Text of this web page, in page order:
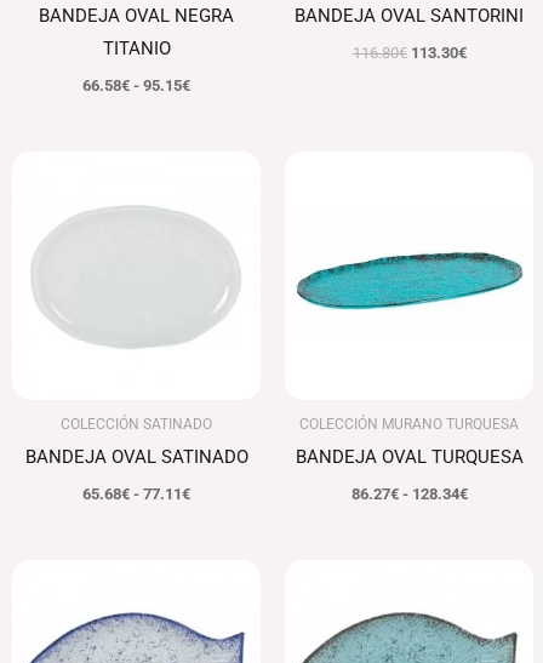
BANDEJA OVAL NEGRA
TITANIO
66.58€ - 95.15€
BANDEJA OVAL SANTORINI
116.80€ 113.30€
COLECCIÓN SATINADO
BANDEJA OVAL SATINADO
65.68€ - 77.11€
desde
65.68€
77.11€
COLECCIÓN MURANO TURQUESA
BANDEJA OVAL TURQUESA
86.27€ - 128.34€
hasta
128.34€
original
era:
79.41€.
es:
77.03€.
original
era:
84.82€.
es:
82.28€.